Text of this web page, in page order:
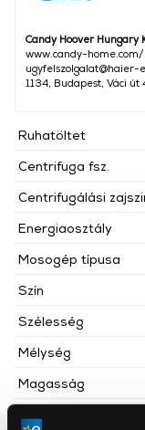
Candy Hoover Hungary
www.candy-
ugyfelszolgalat@haier-
1134, Budapest, Váci
Ruhatöltet
Centrifuga fsz.
Centrifugálási
Energiaosztály
Mosogép típusa
Szín
Szélesség
Mélység
Magasság